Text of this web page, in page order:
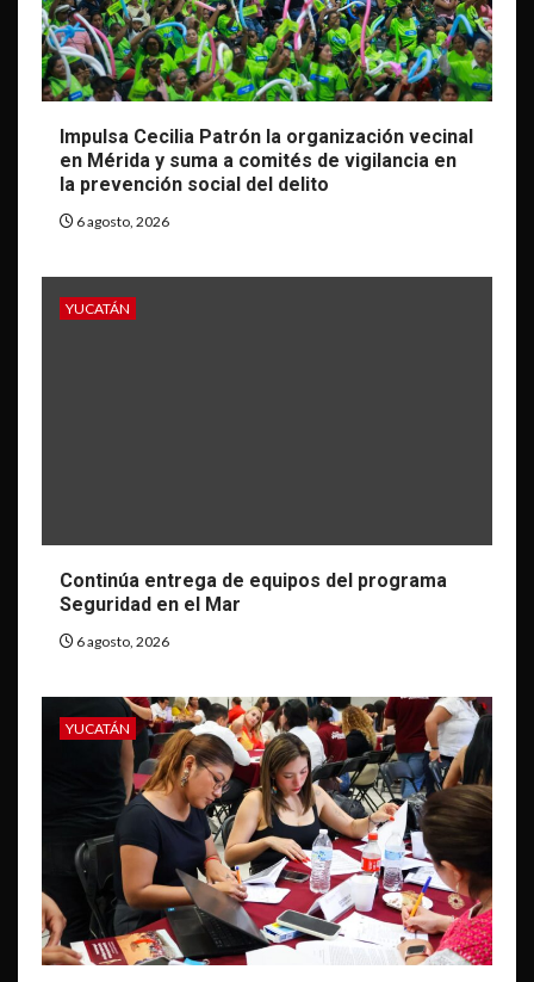
Impulsa Cecilia Patrón la organización vecinal
en Mérida y suma a comités de vigilancia en
la prevención social del delito
6 agosto, 2026
YUCATÁN
Continúa entrega de equipos del programa
Seguridad en el Mar
6 agosto, 2026
YUCATÁN